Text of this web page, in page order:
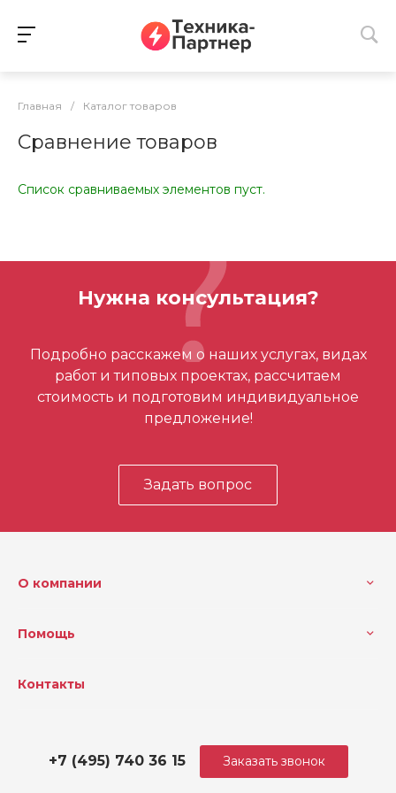
Главная / Каталог товаров
Сравнение товаров
Список сравниваемых элементов пуст.
Нужна консультация?
Подробно расскажем о наших услугах, видах
работ и типовых проектах, рассчитаем
стоимость и подготовим индивидуальное
предложение!
Задать вопрос
О компании
Помощь
Контакты
+7 (495) 740 36 15 Заказать звонок